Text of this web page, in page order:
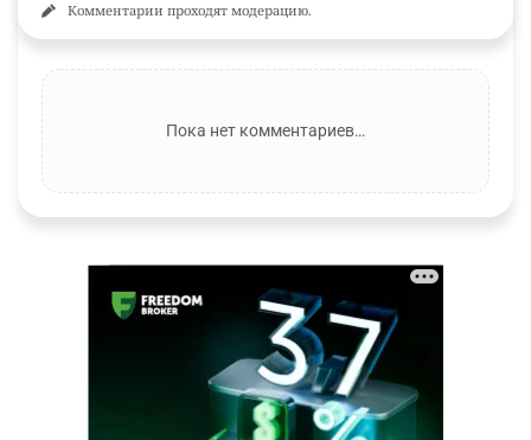
Комментарии проходят модерацию.
Пока нет комментариев…